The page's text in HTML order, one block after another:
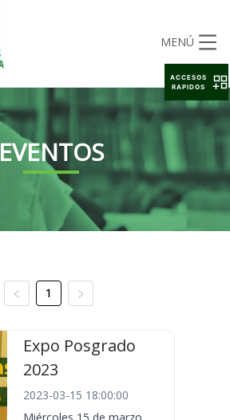
MENÚ
EVENTOS
1
Expo Posgrado
2023
2023-03-15 18:00:00
ACCESOS
RAPIDOS